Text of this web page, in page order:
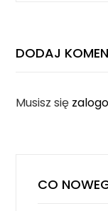
DODAJ
Musisz się
CO